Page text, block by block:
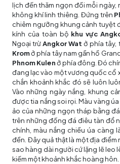
lịch đến thăm ngọn đồi mỗi ngày,
không khí linh thiêng. Đứng trên
chiêm ngưỡng khung cảnh tuyệt
kính của toàn bộ khu vực
Ngoại trừAngkor Wat ở phía tây,
Kromở phía tây nam gần hồ
Phnom Kulenở phía đông. Đó
đang lạc vào một vương quốc cổ
chắn khoảnh khắc đó sẽ luôn
Vào những ngày nắng, khung
được tia nắng soi rọi. Màu vàng
ảo của những ngọn tháp bằng
trên những đống đá điêu tàn đổ
chính, màu nắng chiều úa càng
đền. Đây quả thật là một địa điểm
sao hàng dài người cứ lặng lẽ leo
kiếm một khoảnh khắc hoàng hôn.